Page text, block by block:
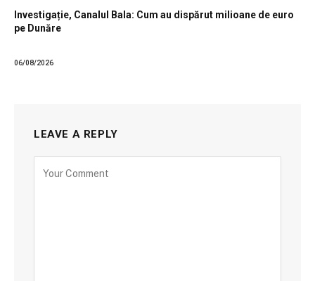
Investigație, Canalul Bala: Cum au dispărut milioane de euro
pe Dunăre
06/08/2026
LEAVE A REPLY